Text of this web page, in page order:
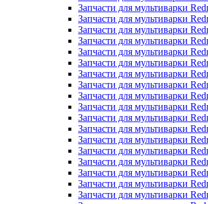
Запчасти для мультиварки
Запчасти для мультиварки
Запчасти для мультиварки
Запчасти для мультиварки
Запчасти для мультиварки
Запчасти для мультиварки
Запчасти для мультиварки
Запчасти для мультиварки
Запчасти для мультиварки
Запчасти для мультиварки
Запчасти для мультиварки
Запчасти для мультиварки
Запчасти для мультиварки
Запчасти для мультиварки
Запчасти для мультиварки
Запчасти для мультиварки
Запчасти для мультиварки
Запчасти для мультиварки